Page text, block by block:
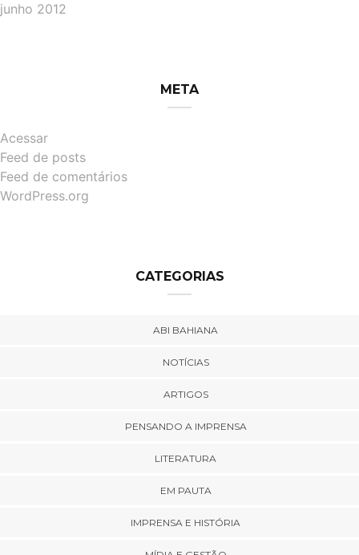
junho 2012
META
Acessar
Feed de posts
Feed de comentários
WordPress.org
CATEGORIAS
ABI BAHIANA
NOTÍCIAS
ARTIGOS
PENSANDO A IMPRENSA
LITERATURA
EM PAUTA
IMPRENSA E HISTÓRIA